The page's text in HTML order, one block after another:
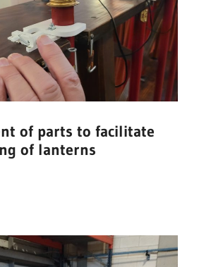
of parts to facilitate
of lanterns